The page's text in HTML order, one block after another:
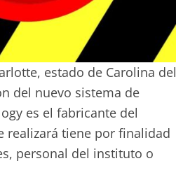
estado de Carolina del
del nuevo sistema de
es el fabricante del
realizará tiene por finalidad
personal del instituto o